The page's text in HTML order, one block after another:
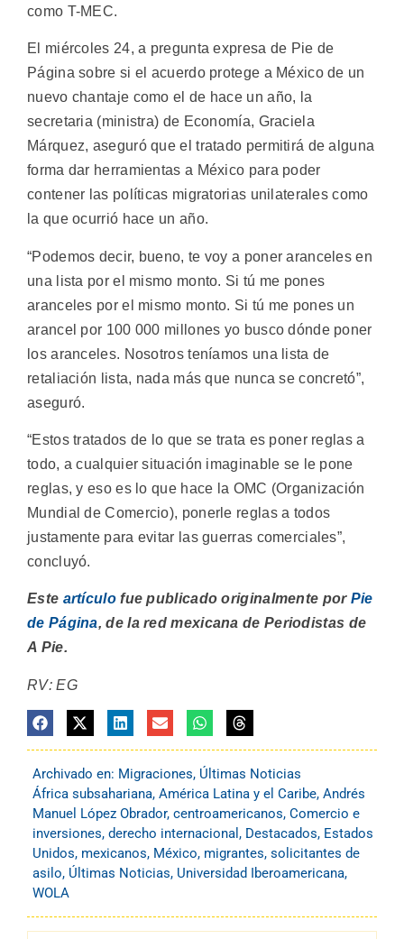
como T-MEC.
El miércoles 24, a pregunta expresa de Pie de
Página sobre si el acuerdo protege a México de un
nuevo chantaje como el de hace un año, la
secretaria (ministra) de Economía, Graciela
Márquez, aseguró que el tratado permitirá de alguna
forma dar herramientas a México para poder
contener las políticas migratorias unilaterales como
la que ocurrió hace un año.
“Podemos decir, bueno, te voy a poner aranceles en
una lista por el mismo monto. Si tú me pones
aranceles por el mismo monto. Si tú me pones un
arancel por 100 000 millones yo busco dónde poner
los aranceles. Nosotros teníamos una lista de
retaliación lista, nada más que nunca se concretó”,
aseguró.
“Estos tratados de lo que se trata es poner reglas a
todo, a cualquier situación imaginable se le pone
reglas, y eso es lo que hace la OMC (Organización
Mundial de Comercio), ponerle reglas a todos
justamente para evitar las guerras comerciales”,
concluyó.
Este artículofue publicado originalmente por Pie
de Página, de la red mexicana de Periodistas de
A Pie.
RV: EG
Archivado en: Migraciones, Últimas Noticias
África subsahariana, América Latina y el Caribe, Andrés
Manuel López Obrador, centroamericanos, Comercio e
inversiones, derecho internacional , Destacados, Estados
Unidos, mexicanos, México, migrantes, solicitantes de
asilo, Últimas Noticias, Universidad Iberoamericana,
WOLA